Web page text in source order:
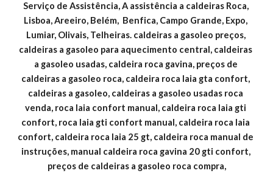
Serviço de Assistência, A assistência a caldeiras Roca,
Lisboa, Areeiro, Belém,  Benfica, Campo Grande, Expo,
Lumiar, Olivais, Telheiras. caldeiras a gasoleo preços,
caldeiras a gasoleo para aquecimento central, caldeiras
a gasoleo usadas, caldeira roca gavina, preços de
caldeiras a gasoleo roca, caldeira roca laia gta confort,
caldeiras a gasoleo, caldeiras a gasoleo usadas roca
venda, roca laia confort manual, caldeira roca laia gti
confort, roca laia gti confort manual, caldeira roca laia
confort, caldeira roca laia 25 gt, caldeira roca manual de
instruções, manual caldeira roca gavina 20 gti confort,
preços de caldeiras a gasoleo roca compra,